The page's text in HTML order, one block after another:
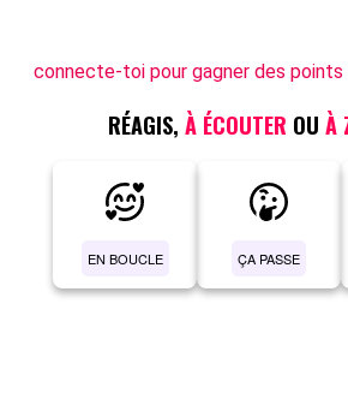
connecte-toi pour gagner des points
RÉAGIS, À ÉCOUTER OU À
EN BOUCLE ÇA PASSE